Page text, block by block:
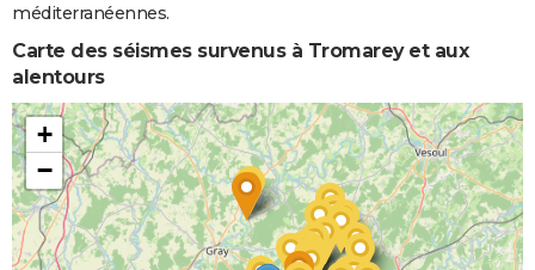
méditerranéennes.
Carte des séismes survenus à Tromarey et aux
alentours
+
−